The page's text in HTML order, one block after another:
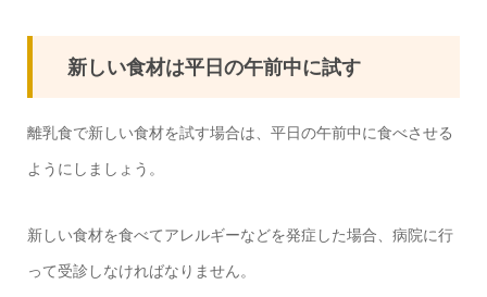
新しい食材は平日の午前中に試す
離乳食で新しい食材を試す場合は、平日の午前中に食べさせる
ようにしましょう。
新しい食材を食べてアレルギーなどを発症した場合、病院に行
って受診しなければなりません。